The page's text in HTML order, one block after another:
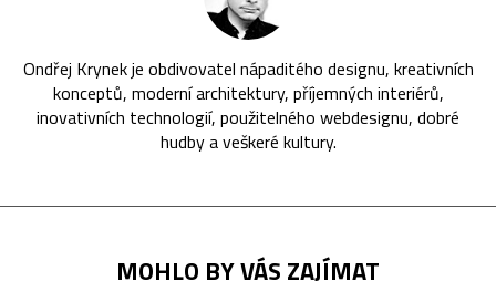
Ondřej Krynek je obdivovatel nápaditého designu, kreativních
konceptů, moderní architektury, příjemných interiérů,
inovativních technologií, použitelného webdesignu, dobré
hudby a veškeré kultury.
MOHLO BY VÁS ZAJÍMAT